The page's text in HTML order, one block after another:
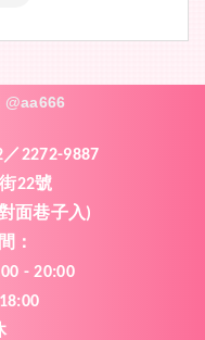
@aa666
2272-9887
22號
面巷子入)
：
- 20:00